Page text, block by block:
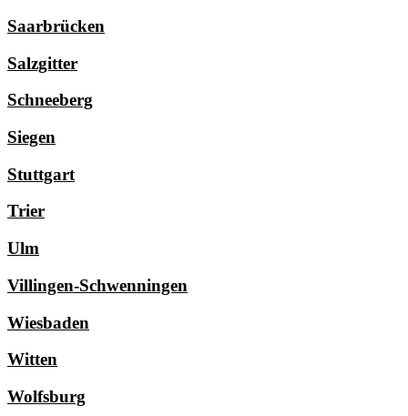
Saarbrücken
Salzgitter
Schneeberg
Siegen
Stuttgart
Trier
Ulm
Villingen-Schwenningen
Wiesbaden
Witten
Wolfsburg